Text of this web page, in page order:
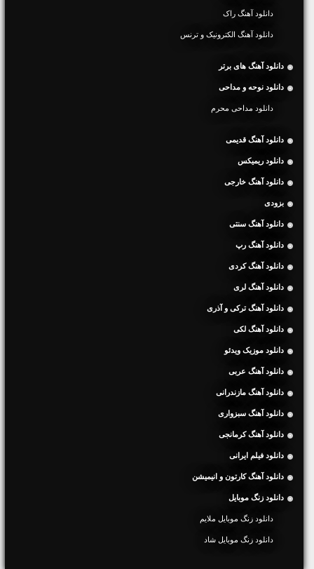
دانلود آهنگ راک
دانلود آهنگ الکترونیک و ترنس
دانلود آهنگ های برتر
دانلود نوحه و مداحی
دانلود مداحی محرم
دانلود آهنگ قدیمی
دانلود ریمیکس
دانلود آهنگ خارجی
بزودی
دانلود آهنگ سنتی
دانلود آهنگ رپ
دانلود آهنگ کردی
دانلود آهنگ لری
دانلود آهنگ ترکی و آذری
دانلود آهنگ لکی
دانلود موزیک ویدئو
دانلود آهنگ عربی
دانلود آهنگ مازندرانی
دانلود آهنگ سبزواری
دانلود آهنگ کرمانجی
دانلود فیلم ایرانی
دانلود آهنگ کارتون و انیمیشن
دانلود زنگ موبایل
دانلود زنگ موبایل ملایم
دانلود زنگ موبایل شاد